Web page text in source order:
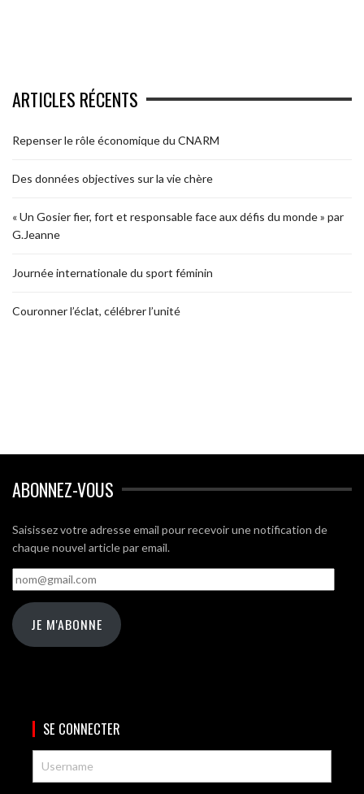
ARTICLES RÉCENTS
Repenser le rôle économique du CNARM
Des données objectives sur la vie chère
« Un Gosier fier, fort et responsable face aux défis du monde » par
G.Jeanne
Journée internationale du sport féminin
Couronner l’éclat, célébrer l’unité
ABONNEZ-VOUS
Saisissez votre adresse email pour recevoir une notification de
chaque nouvel article par email.
nom@gmail.com
JE M'ABONNE
SE CONNECTER